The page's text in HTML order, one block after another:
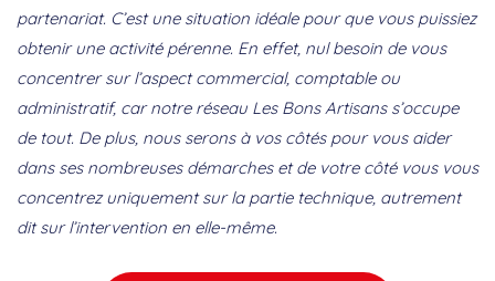
partenariat. C’est une situation idéale pour que vous puissiez
obtenir une activité pérenne. En effet, nul besoin de vous
concentrer sur l’aspect commercial, comptable ou
administratif, car notre réseau Les Bons Artisans s’occupe
de tout. De plus, nous serons à vos côtés pour vous aider
dans ses nombreuses démarches et de votre côté vous vous
concentrez uniquement sur la partie technique, autrement
dit sur l’intervention en elle-même.